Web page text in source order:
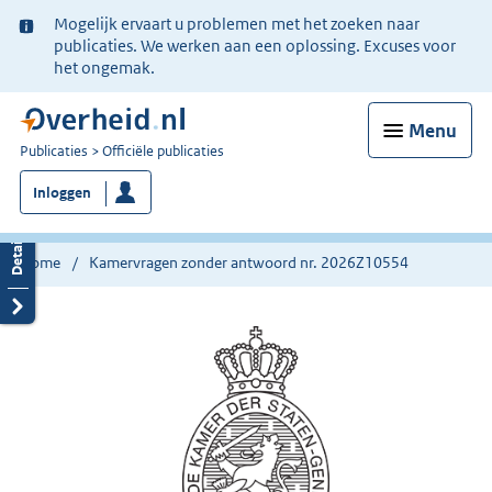
Ter
informatie:
Mogelijk ervaart u problemen met het zoeken naar
publicaties. We werken aan een oplossing. Excuses voor
het ongemak.
Menu
U
bent
nu
hier:
Publicaties Officiële publicaties
Inloggen
Home Kamervragen zonder antwoord nr. 2026Z10554